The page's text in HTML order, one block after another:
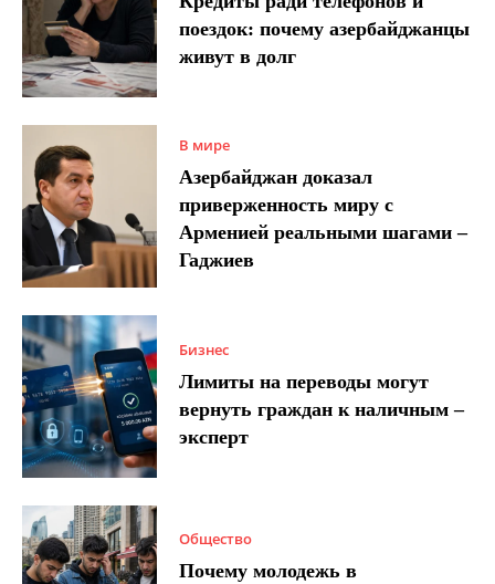
поездок: почему азербайджанцы
живут в долг
В мире
Азербайджан доказал
приверженность миру с
Арменией реальными шагами –
Гаджиев
Бизнес
Лимиты на переводы могут
вернуть граждан к наличным –
эксперт
Общество
Почему молодежь в